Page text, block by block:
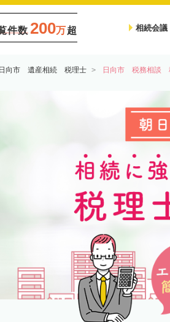
件数 200万超 相続会議
日向市 遺産相続 税理士 日向市 税務相談